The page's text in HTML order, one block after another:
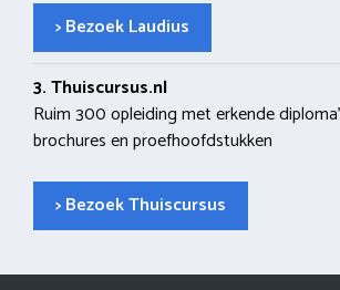
> Bezoek Laudius
3. Thuiscursus.nl
Ruim 300 opleiding met erkende
brochures en proefhoofdstukken
> Bezoek Thuiscursus